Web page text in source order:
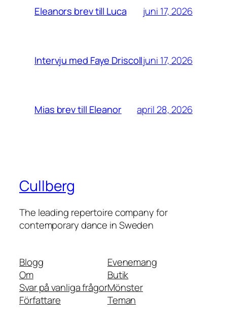
Eleanors brev till Luca juni 17, 2026
Intervju med Faye Driscolljuni 17, 2026
Mias brev till Eleanor april 28, 2026
Cullberg
The leading repertoire company for
contemporary dance in Sweden
Blogg
Om
Svar på vanliga frågor
Författare
Evenemang
Butik
Mönster
Teman